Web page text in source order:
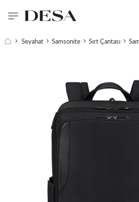
Seyahat Samsonite Sırt Çantası